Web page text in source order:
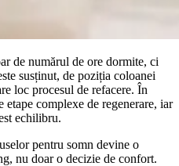
de numărul de ore dormite, ci
susținut, de poziția coloanei
loc procesul de refacere. În
complexe de regenerare, iar
echilibru.
pentru somn devine o
nu doar o decizie de confort.